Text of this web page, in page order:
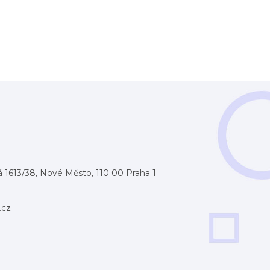
1613/38, Nové Město, 110 00 Praha 1